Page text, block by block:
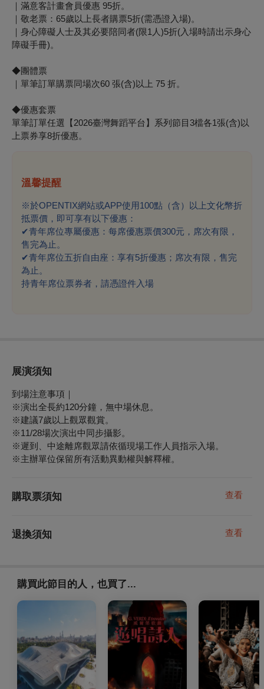
｜滿意客計畫會員優惠 95折。
｜敬老票：65歲以上長者購票5折(需憑證入場)。
｜身心障礙人士及其必要陪同者(限1人)5折(入場時請出示身心
障礙手冊)。
◆團體票
｜單筆訂單購票同場次60 張(含)以上 75 折。
◆優惠套票
單筆訂單任選【2026臺灣舞蹈平台】系列節目3檔各1張(含)以
上票券享8折優惠。
溫馨提醒
※於OPENTIX網站或APP使用100點（含）以上文化幣折
抵票價，即可享有以下優惠：
✔青年席位專屬優惠：每席優惠票價300元，席次有限，
售完為止。
✔青年席位五折自由座：享有5折優惠；席次有限，售完
為止。
持青年席位票券者，請憑證件入場
展演須知
到場注意事項｜
※演出全長約120分鐘，無中場休息。
※建議7歲以上觀眾觀賞。
※11/28場次演出中同步攝影。
※遲到、中途離席觀眾請依循現場工作人員指示入場。
※主辦單位保留所有活動異動權與解釋權。
購取票須知 查看
退換須知 查看
購買此節目的人，也買了...